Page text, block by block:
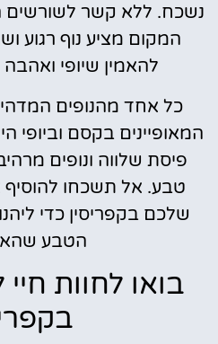
נשכח. ללא קשר לשורשים
המקום מציע נוף רגוע
להאמין שיופי
כל אחד מהנופים
המאופיינים בקסם וביופי
פיסת שלווה ונופים
טבע. אל תשכחו להוסיף
שלכם בקפריסין כדי
הטבע
בואו לחוות